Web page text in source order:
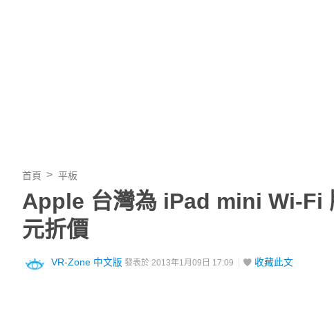
首頁 平板
Apple 台灣為 iPad mini Wi-Fi
元折價
VR-Zone 中文版 發表於 2013年1月09日 17:09 收藏此文